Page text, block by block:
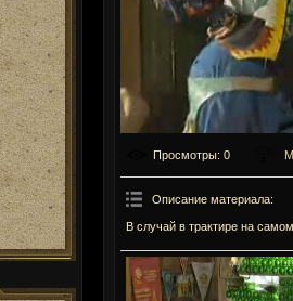
Просмотры: 0
Описание материала:
В случай в трактире на